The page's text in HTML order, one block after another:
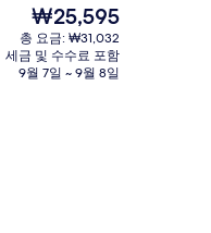
주전자, 키친타월
, 침실 1개 (Heritage) | 객실 내 금
현
재
가
격
₩25,595
총 요금: ₩31,032
세금 및 수수료 포함
9월 7일 ~ 9월 8일